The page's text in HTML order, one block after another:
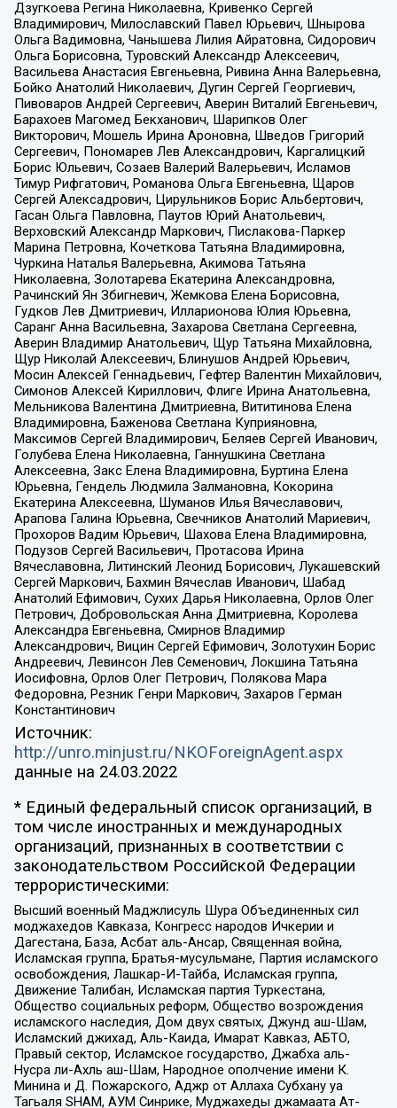
Дзугкоева Регина Николаевна, Кривенко Сергей
Владимирович, Милославский Павел Юрьевич, Шнырова
Ольга Вадимовна, Чанышева Лилия Айратовна, Сидорович
Ольга Борисовна, Туровский Александр Алексеевич,
Васильева Анастасия Евгеньевна, Ривина Анна Валерьевна,
Бойко Анатолий Николаевич, Дугин Сергей Георгиевич,
Пивоваров Андрей Сергеевич, Аверин Виталий Евгеньевич,
Барахоев Магомед Бекханович, Шарипков Олег
Викторович, Мошель Ирина Ароновна, Шведов Григорий
Сергеевич, Пономарев Лев Александрович, Каргалицкий
Борис Юльевич, Созаев Валерий Валерьевич, Исламов
Тимур Рифгатович, Романова Ольга Евгеньевна, Щаров
Сергей Алексадрович, Цирульников Борис Альбертович,
Гасан Ольга Павловна, Паутов Юрий Анатольевич,
Верховский Александр Маркович, Пислакова-Паркер
Марина Петровна, Кочеткова Татьяна Владимировна,
Чуркина Наталья Валерьевна, Акимова Татьяна
Николаевна, Золотарева Екатерина Александровна,
Рачинский Ян Збигневич, Жемкова Елена Борисовна,
Гудков Лев Дмитриевич, Илларионова Юлия Юрьевна,
Саранг Анна Васильевна, Захарова Светлана Сергеевна,
Аверин Владимир Анатольевич, Щур Татьяна Михайловна,
Щур Николай Алексеевич, Блинушов Андрей Юрьевич,
Мосин Алексей Геннадьевич, Гефтер Валентин Михайлович,
Симонов Алексей Кириллович, Флиге Ирина Анатольевна,
Мельникова Валентина Дмитриевна, Вититинова Елена
Владимировна, Баженова Светлана Куприяновна,
Максимов Сергей Владимирович, Беляев Сергей Иванович,
Голубева Елена Николаевна, Ганнушкина Светлана
Алексеевна, Закс Елена Владимировна, Буртина Елена
Юрьевна, Гендель Людмила Залмановна, Кокорина
Екатерина Алексеевна, Шуманов Илья Вячеславович,
Арапова Галина Юрьевна, Свечников Анатолий Мариевич,
Прохоров Вадим Юрьевич, Шахова Елена Владимировна,
Подузов Сергей Васильевич, Протасова Ирина
Вячеславовна, Литинский Леонид Борисович, Лукашевский
Сергей Маркович, Бахмин Вячеслав Иванович, Шабад
Анатолий Ефимович, Сухих Дарья Николаевна, Орлов Олег
Петрович, Добровольская Анна Дмитриевна, Королева
Александра Евгеньевна, Смирнов Владимир
Александрович, Вицин Сергей Ефимович, Золотухин Борис
Андреевич, Левинсон Лев Семенович, Локшина Татьяна
Иосифовна, Орлов Олег Петрович, Полякова Мара
Федоровна, Резник Генри Маркович, Захаров Герман
Константинович
Источник:
http://unro.minjust.ru/NKOForeignAgent.aspx
данные на 24.03.2022
* Единый федеральный список организаций, в
том числе иностранных и международных
организаций, признанных в соответствии с
законодательством Российской Федерации
террористическими:
Высший военный Маджлисуль Шура Объединенных сил
моджахедов Кавказа, Конгресс народов Ичкерии и
Дагестана, База, Асбат аль-Ансар, Священная война,
Исламская группа, Братья-мусульмане, Партия исламского
освобождения, Лашкар-И-Тайба, Исламская группа,
Движение Талибан, Исламская партия Туркестана,
Общество социальных реформ, Общество возрождения
исламского наследия, Дом двух святых, Джунд аш-Шам,
Исламский джихад, Аль-Каида, Имарат Кавказ, АБТО,
Правый сектор, Исламское государство, Джабха аль-
Нусра ли-Ахль аш-Шам, Народное ополчение имени К.
Минина и Д. Пожарского, Аджр от Аллаха Субхану уа
Тагьаля SHAM, АУМ Синрике, Муджахеды джамаата Ат-